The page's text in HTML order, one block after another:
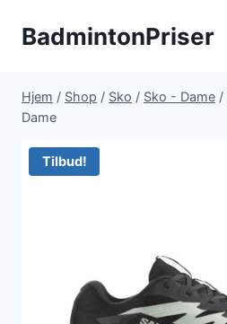
BadmintonPriser
Hjem / Shop / Sko / Sko - Dame /
Dame
Tilbud!